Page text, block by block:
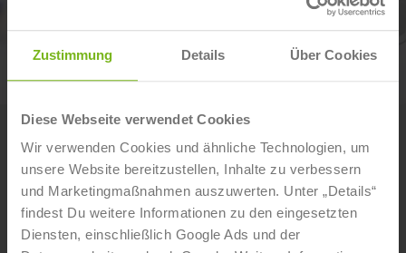
Zustimmung Details Über Cookies
Diese Webseite verwendet Cookies
Wir verwenden Cookies und ähnliche Technologien, um
unsere Website bereitzustellen, Inhalte zu verbessern
und Marketingmaßnahmen auszuwerten. Unter „Details“
findest Du weitere Informationen zu den eingesetzten
Diensten, einschließlich Google Ads und der
ANMELDUNG OHNE RISIKO
Unverbindlich 4 Wochen kostenfrei testen!
Widerruf ohne Angabe von Gründen möglich.